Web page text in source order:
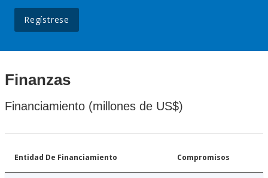
Regístrese
Finanzas
Financiamiento (millones de US$)
Entidad De Financiamiento Compromisos